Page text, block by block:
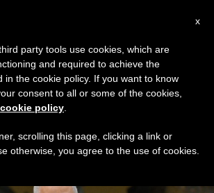
Posts Tagged ‘طلبة’
x
party tools use cookies, which are
and required to achieve the
in the cookie policy. If you want to know
consent to all or some of the cookies,
cookie policy
scrolling this page, clicking a link or
otherwise, you agree to the use of cookies.